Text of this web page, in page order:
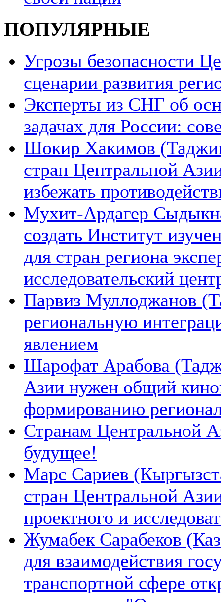
ПОПУЛЯРНЫЕ
Угрозы безопасности
сценарии развития
Эксперты из СНГ об
задачах для России:
Шокир Хакимов
стран Центральной
избежать
Мухит-Ардагер
создать Институт
для стран региона
исследовательский
Парвиз Муллоджанов
региональную
явлением
Шарофат Арабова
Азии нужен общий
формированию
Странам Центральной
будущее!
Марс Сариев
стран Центральной
проектного и
Жумабек Сарабеков
для взаимодействия
транспортной сфере